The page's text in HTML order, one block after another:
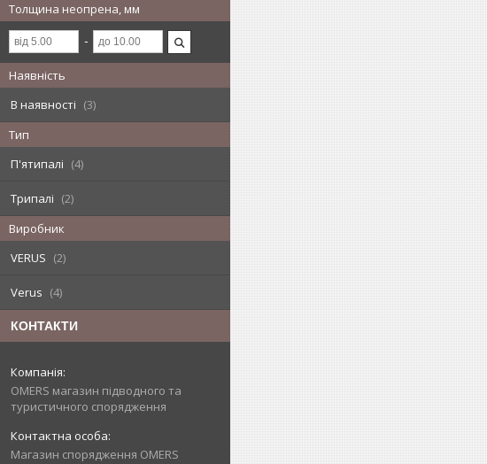
Толщина неопрена, мм
Наявність
В наявності
3
Тип
П'ятипалі
4
Трипалі
2
Виробник
VERUS
2
Verus 4
КОНТАКТИ
OMERS магазин підводного та
туристичного спорядження
Магазин спорядження OMERS